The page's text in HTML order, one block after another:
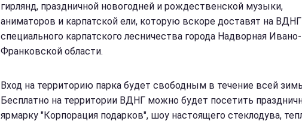
гирлянд, праздничной новогодней и рождественской музыки,
аниматоров и карпатской ели, которую вскоре доставят на ВДНГ
специального карпатского лесничества города Надворная Ивано-
Франковской области.
Вход на территорию парка будет свободным в течение всей
Бесплатно на территории ВДНГ можно будет посетить
ярмарку "Корпорация подарков", шоу настоящего стеклодува,